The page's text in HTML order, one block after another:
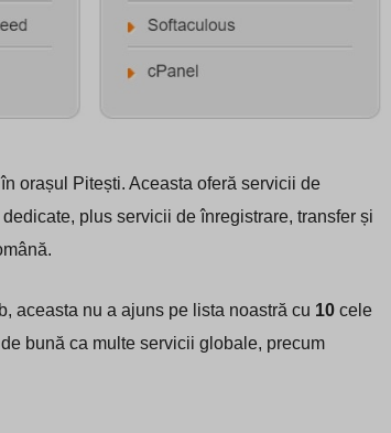
orașul Pitești. Aceasta oferă servicii de
plus servicii de înregistrare, transfer și
aceasta nu a ajuns pe lista noastră cu 10 cele
bună ca multe servicii globale, precum